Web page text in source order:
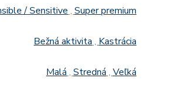
/ Sensitive , Super premium
Bežná aktivita , Kastrácia
Malá , Stredná , Veľká